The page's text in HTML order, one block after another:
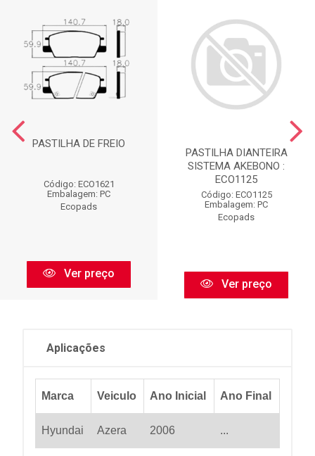
PASTILHA DE FREIO
Código: ECO1621
Embalagem: PC
Ecopads
Ver preço
PASTILHA DIANTEIRA
SISTEMA AKEBONO :
ECO1125
Código: ECO1125
Embalagem: PC
Ecopads
Ver preço
Aplicações
Marca Veiculo Ano Inicial Ano Final
Hyundai Azera 2006 ...